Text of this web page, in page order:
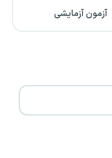
آزمون آزمایشی